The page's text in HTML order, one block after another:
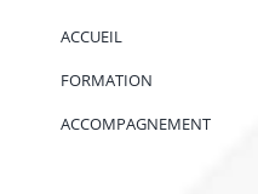
ACCUEIL
FORMATION
ACCOMPAGNEMENT